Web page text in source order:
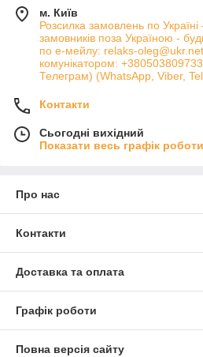
м. Київ
Розсилка замовлень по
замовників поза Україною -
по е-мейлу: relaks-
комунікатором:
Телеграм) (WhatsApp, Viber,
Контакти
Сьогодні вихідний
Показати весь графік роботи
Про нас
Контакти
Доставка та оплата
Графік роботи
Повна версія сайту